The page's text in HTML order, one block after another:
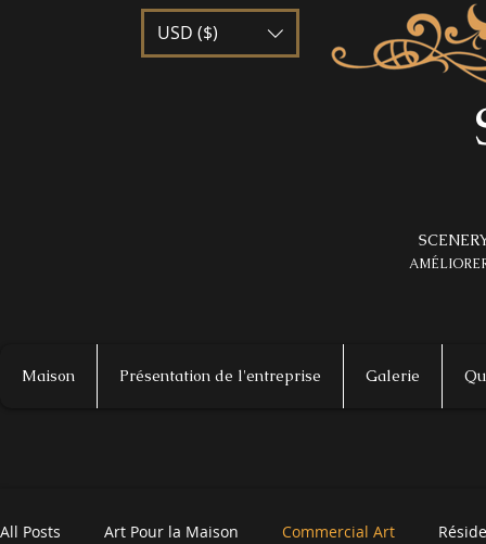
USD ($)
Maison Présentation de l'entreprise Galerie
All Posts Art Pour la Maison Commercial Art